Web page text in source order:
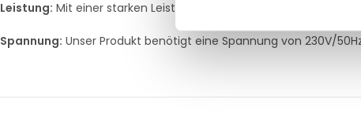
Leistung: Mit einer starken Leistung von 1125 Watt hat dieser
Spannung: Unser Produkt benötigt eine Spannung von 230V/